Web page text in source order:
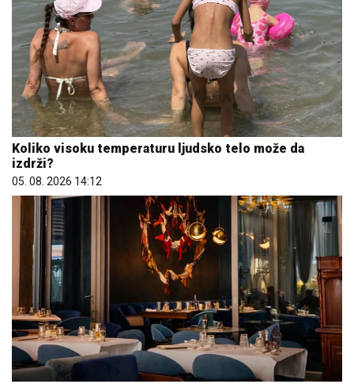
Koliko visoku temperaturu ljudsko telo može da
izdrži?
05. 08. 2026 14:12